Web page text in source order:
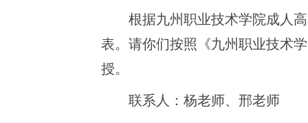
根据九州职业技术学院成人
表。请你们按照《九州职业技术
授。
联系人： 杨老师、 邢老师